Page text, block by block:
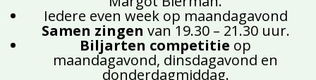
Iedere even week op maandagavond
Samen zingen van 19.30 – 21.30 uur.
Biljarten competitie op
maandagavond, dinsdagavond en
donderdagmiddag.